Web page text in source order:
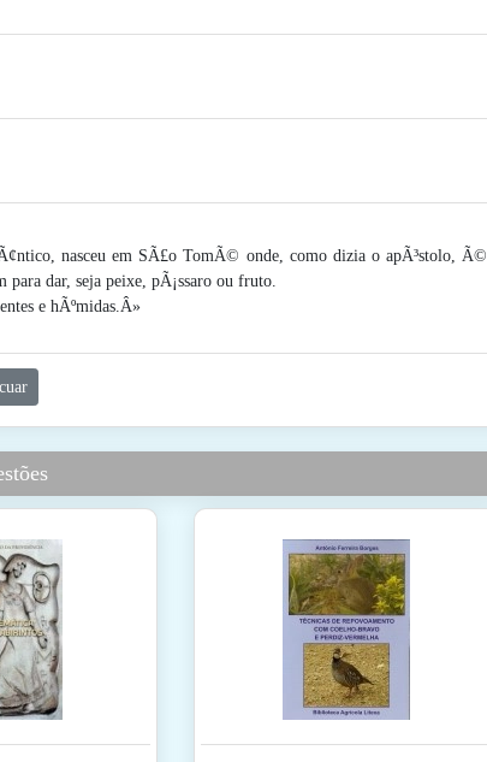
nasceu em SÃ£o TomÃ© onde, como dizia o apÃ³stolo, Ã©
para dar, seja peixe, pÃ¡ssaro ou fruto.
e hÃºmidas.Â»